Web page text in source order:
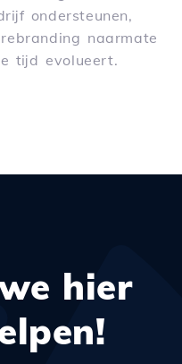
ondersteunen,
naarmate
tijd evolueert.
hier